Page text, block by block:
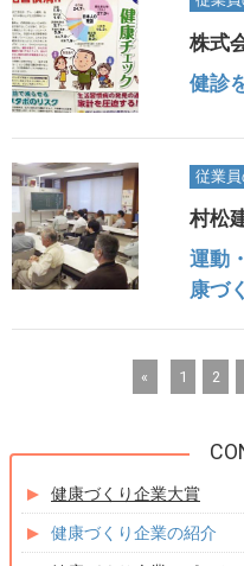
株式
健診
従業員
村松
運動
康づ
« 1 2
健康づくり企業大賞
健康づくり企業の紹介